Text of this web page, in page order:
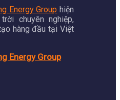
Energy Group hiện
chuyên nghiệp,
hàng đầu tại Việt
Energy Group